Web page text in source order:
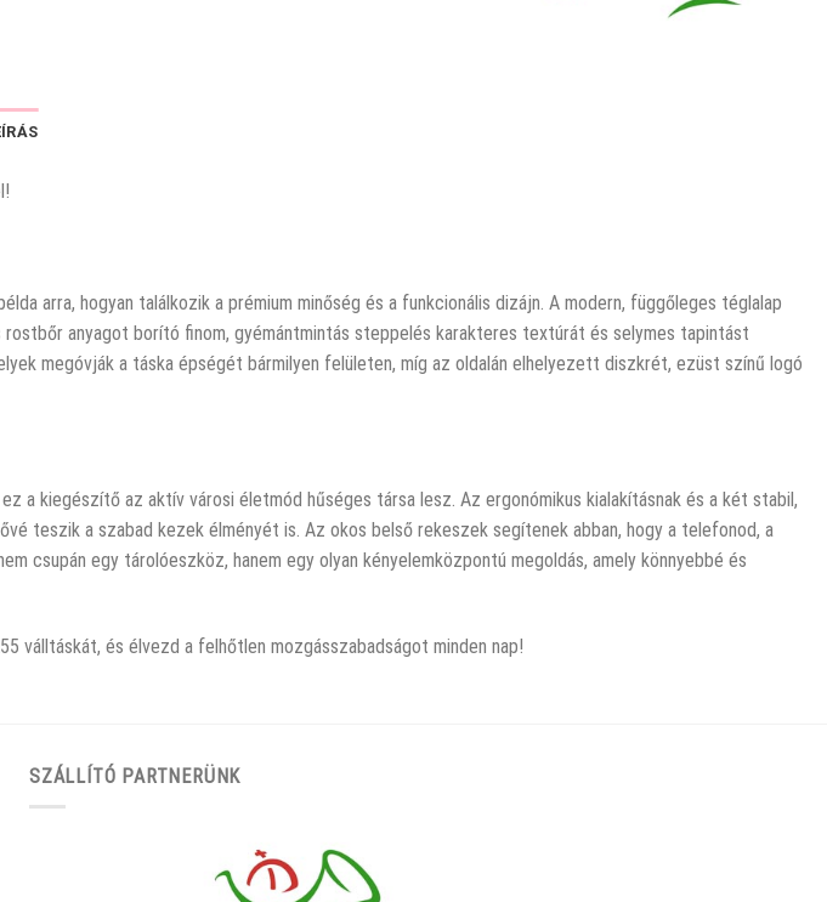
arra, hogyan találkozik a prémium minőség és a funkcionális dizájn. A modern, függőleges téglalap
anyagot borító finom, gyémántmintás steppelés karakteres textúrát és selymes tapintást
megóvják a táska épségét bármilyen felületen, míg az oldalán elhelyezett diszkrét, ezüst színű logó
a kiegészítő az aktív városi életmód hűséges társa lesz. Az ergonómikus kialakításnak és a két stabil,
teszik a szabad kezek élményét is. Az okos belső rekeszek segítenek abban, hogy a telefonod, a
csupán egy tárolóeszköz, hanem egy olyan kényelemközpontú megoldás, amely könnyebbé és
válltáskát, és élvezd a felhőtlen mozgásszabadságot minden nap!
SZÁLLÍTÓ PARTNERÜNK